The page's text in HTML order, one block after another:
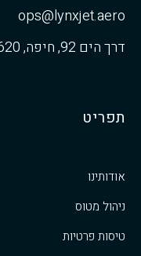
ops@lynxjet.aero
דרך הים 92, חיפה, 3474620, ישראל
תפריט
אודותינו
ניהול מטוס
טיסות פרטיות